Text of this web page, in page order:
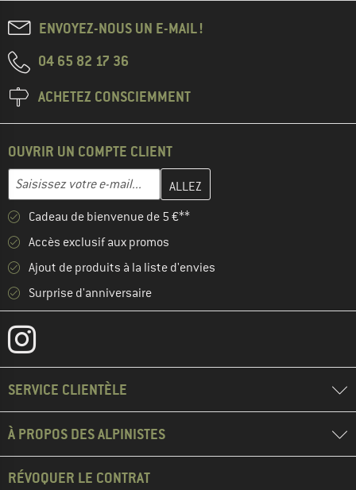
ENVOYEZ-NOUS UN E-MAIL !
04 65 82 17 36
ACHETEZ CONSCIEMMENT
OUVRIR UN COMPTE CLIENT
Adresse e-mail
Entrez votre adresse e-mail ici et créez votre compte client à la
Cadeau de bienvenue de 5 €**
Accès exclusif aux promos
Ajout de produits à la liste d'envies
Surprise d'anniversaire
SERVICE CLIENTÈLE
À PROPOS DES ALPINISTES
RÉVOQUER LE CONTRAT